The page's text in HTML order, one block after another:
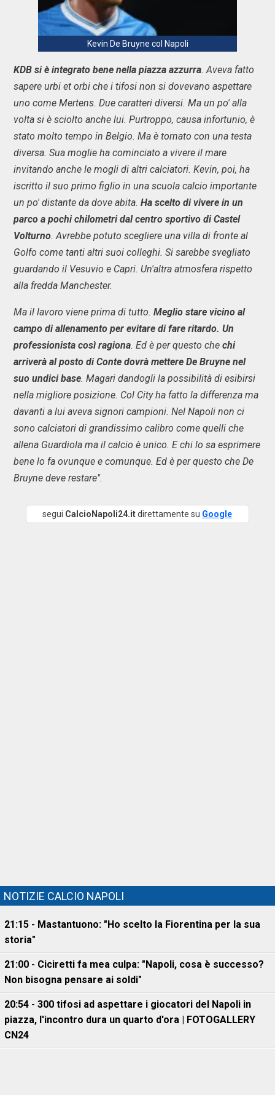
Kevin De Bruyne col Napoli
KDB si è integrato bene nella piazza azzurra. Aveva fatto
sapere urbi et orbi che i tifosi non si dovevano aspettare
uno come Mertens. Due caratteri diversi. Ma un po' alla
volta si è sciolto anche lui. Purtroppo, causa infortunio, è
stato molto tempo in Belgio. Ma è tornato con una testa
diversa. Sua moglie ha cominciato a vivere il mare
invitando anche le mogli di altri calciatori. Kevin, poi, ha
iscritto il suo primo figlio in una scuola calcio importante
un po' distante da dove abita. Ha scelto di vivere in un
parco a pochi chilometri dal centro sportivo di Castel
Volturno. Avrebbe potuto scegliere una villa di fronte al
Golfo come tanti altri suoi colleghi. Si sarebbe svegliato
guardando il Vesuvio e Capri. Un'altra atmosfera rispetto
alla fredda Manchester.
Ma il lavoro viene prima di tutto. Meglio stare vicino al
campo di allenamento per evitare di fare ritardo. Un
professionista così ragiona. Ed è per questo che chi
arriverà al posto di Conte dovrà mettere De Bruyne nel
suo undici base. Magari dandogli la possibilità di esibirsi
nella migliore posizione. Col City ha fatto la differenza ma
davanti a lui aveva signori campioni. Nel Napoli non ci
sono calciatori di grandissimo calibro come quelli che
allena Guardiola ma il calcio è unico. E chi lo sa esprimere
bene lo fa ovunque e comunque. Ed è per questo che De
Bruyne deve restare".
segui CalcioNapoli24.itdirettamente su Google
NOTIZIE CALCIO NAPOLI
21:15 - Mastantuono: "Ho scelto la Fiorentina per la sua
storia"
21:00 - Ciciretti fa mea culpa: "Napoli, cosa è successo?
Non bisogna pensare ai soldi"
20:54 - 300 tifosi ad aspettare i giocatori del Napoli in
piazza, l'incontro dura un quarto d'ora | FOTOGALLERY
CN24